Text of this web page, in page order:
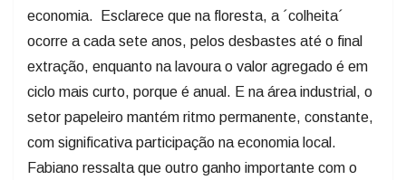
economia. Esclarece que na floresta, a ´colheita´
ocorre a cada sete anos, pelos desbastes até o final
extração, enquanto na lavoura o valor agregado é em
ciclo mais curto, porque é anual. E na área industrial, o
setor papeleiro mantém ritmo permanente, constante,
com significativa participação na economia local.
Fabiano ressalta que outro ganho importante com o